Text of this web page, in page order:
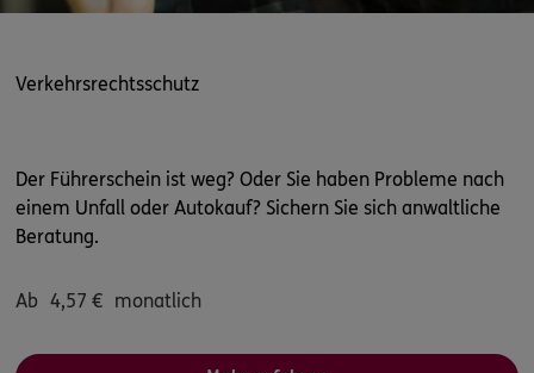
Verkehrsrechtsschutz
Der Führerschein ist weg? Oder Sie haben Probleme nach
einem Unfall oder Autokauf? Sichern Sie sich anwaltliche
Beratung.
Ab 4,57 € monatlich